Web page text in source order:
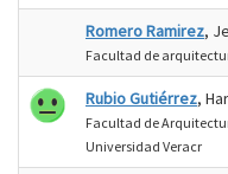
Romero Ramirez,
Facultad de
Rubio Gutiérrez,
Facultad de
Universidad Veracr